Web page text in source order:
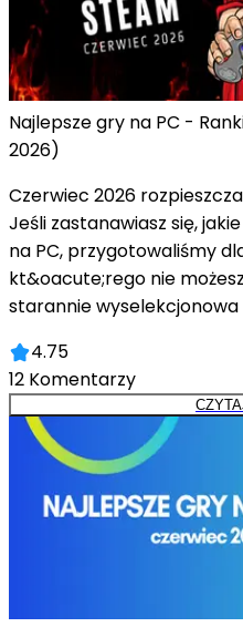
Najlepsze gry na PC -
2026)
Czerwiec 2026
Jeśli zastanawiasz się,
na PC, przygotowaliśmy
kt&oacute;rego nie
starannie wyselekcjonowa
4.75
12 Komentarzy